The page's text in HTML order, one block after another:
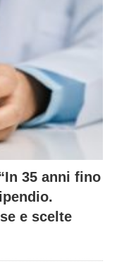
35 anni fino
e scelte